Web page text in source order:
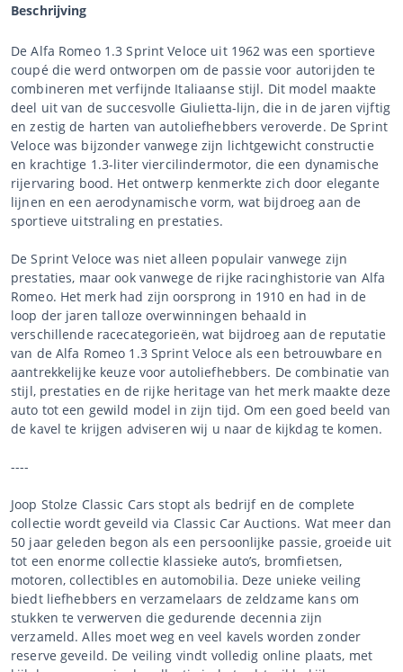
Beschrijving
De Alfa Romeo 1.3 Sprint Veloce uit 1962 was een sportieve
coupé die werd ontworpen om de passie voor autorijden te
combineren met verfijnde Italiaanse stijl. Dit model maakte
deel uit van de succesvolle Giulietta-lijn, die in de jaren vijftig
en zestig de harten van autoliefhebbers veroverde. De Sprint
Veloce was bijzonder vanwege zijn lichtgewicht constructie
en krachtige 1.3-liter viercilindermotor, die een dynamische
rijervaring bood. Het ontwerp kenmerkte zich door elegante
lijnen en een aerodynamische vorm, wat bijdroeg aan de
sportieve uitstraling en prestaties.
De Sprint Veloce was niet alleen populair vanwege zijn
prestaties, maar ook vanwege de rijke racinghistorie van Alfa
Romeo. Het merk had zijn oorsprong in 1910 en had in de
loop der jaren talloze overwinningen behaald in
verschillende racecategorieën, wat bijdroeg aan de reputatie
van de Alfa Romeo 1.3 Sprint Veloce als een betrouwbare en
aantrekkelijke keuze voor autoliefhebbers. De combinatie van
stijl, prestaties en de rijke heritage van het merk maakte deze
auto tot een gewild model in zijn tijd. Om een goed beeld van
de kavel te krijgen adviseren wij u naar de kijkdag te komen.
----
Joop Stolze Classic Cars stopt als bedrijf en de complete
collectie wordt geveild via Classic Car Auctions. Wat meer dan
50 jaar geleden begon als een persoonlijke passie, groeide uit
tot een enorme collectie klassieke auto’s, bromfietsen,
motoren, collectibles en automobilia. Deze unieke veiling
biedt liefhebbers en verzamelaars de zeldzame kans om
stukken te verwerven die gedurende decennia zijn
verzameld. Alles moet weg en veel kavels worden zonder
reserve geveild. De veiling vindt volledig online plaats, met